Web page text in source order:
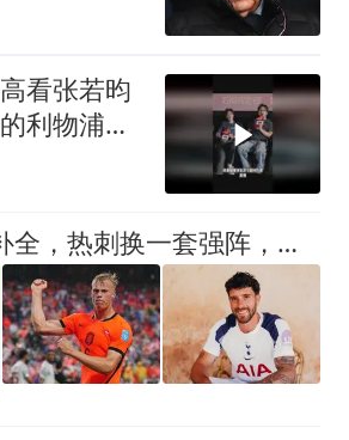
看张若昀
利物浦球
3大位置全部补全，热刺换一套强阵，新赛季搅乱英超格局